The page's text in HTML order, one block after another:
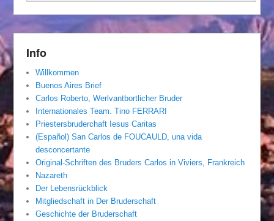
Info
Willkommen
Buenos Aires Brief
Carlos Roberto, Werlvantbortlicher Bruder
Internationales Team. Tino FERRARI
Priestersbruderchaft Iesus Caritas
(Español) San Carlos de FOUCAULD, una vida
desconcertante
Original-Schriften des Bruders Carlos in Viviers, Frankreich
Nazareth
Der Lebensrückblick
Mitgliedschaft in Der Bruderschaft
Geschichte der Bruderschaft